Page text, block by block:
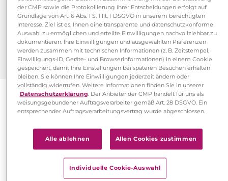
kalender
Termine rund um Rare Diseases
LHON, Cystinose, Alpha-Mannosidose und Morbus
wissenschaftlicher Austausch auf medizinischen
Kongressen und Messen wichtig.
der CMP sowie die Protokollierung Ihrer Entscheidungen erfolgt auf
Grundlage von Art. 6 Abs. 1 S. 1 lit. f DSGVO in unserem berechtigten
Interesse. Ziel ist es, Ihnen eine transparente und datenschutzkonforme
Auswahl zu ermöglichen und erteilte Einwilligungen nachvollziehbar zu
dokumentieren. Ihre Einwilligungen und ausgewählten Präferenzen
werden zusammen mit technischen Informationen (z. B. Zeitstempel,
Einwilligungs-ID, Geräte- und Browserinformationen) in einem Cookie
gespeichert, damit Ihre Einstellungen bei späteren Besuchen erhalten
bleiben. Sie können Ihre Einwilligungen jederzeit ändern oder
vollständig widerrufen. Weitere Informationen finden Sie in unserer
Datenschutzerklärung. Der Anbieter der CMP handelt für uns als
weisungsgebundener Auftragsverarbeiter gemäß Art. 28 DSGVO. Ein
entsprechender Auftragsverarbeitungsvertrag wurde abgeschlossen.
Alle ablehnen Allen Cookies zustimmen
Individuelle Cookie-Auswahl